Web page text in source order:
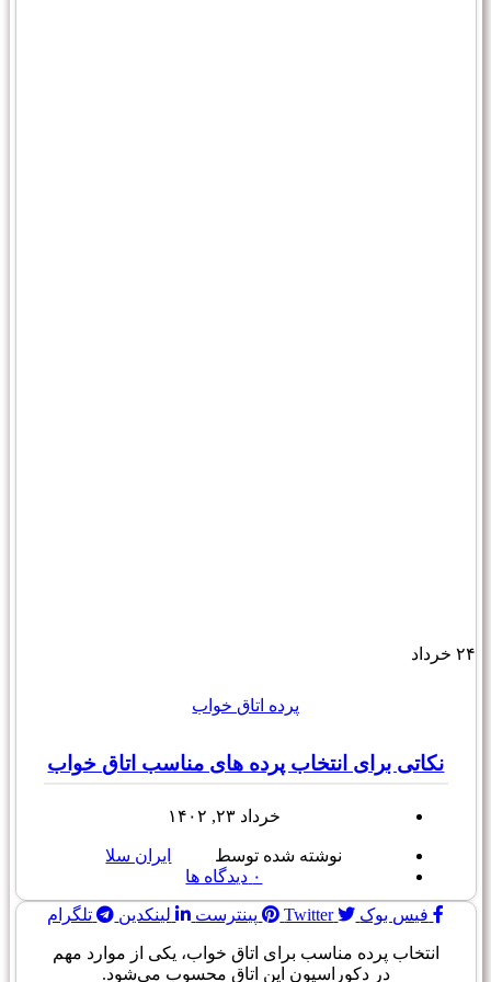
۲۴ خرداد
پرده اتاق خواب
نکاتی برای انتخاب پرده های مناسب اتاق خواب
خرداد ۲۳, ۱۴۰۲
نوشته شده توسط
ایران سلا
۰ دیدگاه ها
فیس بوک Twitter پینترست لینکدین تلگرام
انتخاب پرده مناسب برای اتاق خواب، یکی از موارد مهم
در دکوراسیون این اتاق محسوب می‌شود.